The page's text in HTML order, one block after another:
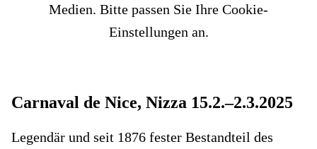
Medien. Bitte passen Sie Ihre Cookie-
Einstellungen an.
Carnaval de Nice, Nizza 15.2.–2.3.2025
Legendär und seit 1876 fester Bestandteil des